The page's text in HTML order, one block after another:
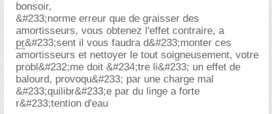
bonsoir,
&#233;norme erreur que de graisser des
amortisseurs, vous obtenez l'effet contraire, a
pr&#233;sent il vous faudra d&#233;monter ces
amortisseurs et nettoyer le tout soigneusement, votre
probl&#232;me doit &#234;tre li&#233; un effet de
balourd, provoqu&#233; par une charge mal
&#233;quilibr&#233;e par du linge a forte
r&#233;tention d'eau